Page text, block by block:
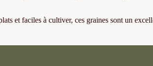
et faciles à cultiver, ces graines sont un